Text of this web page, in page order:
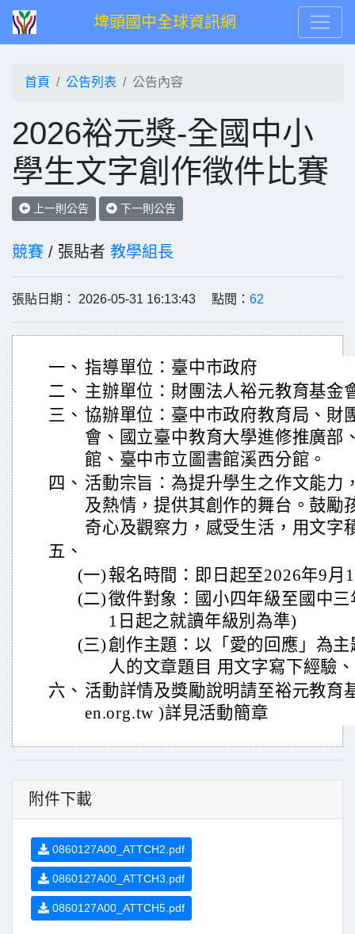
埤頭國中全球資訊網
首頁 公告列表 公告內容
2026裕元獎-全國中小
學生文字創作徵件比賽
上一則公告 下一則公告
競賽 / 張貼者 教學組長
張貼日期： 2026-05-31 16:13:43 點閱： 62
一、 指導單位：臺中市政府
二、 主辦單位：財團法人裕元教育基金
三、 協辦單位：臺中市政府教育局、財
會、國立臺中教育大學進修推廣部
館、臺中市立圖書館溪西分館。
四、 活動宗旨：為提升學生之作文能力
及熱情，提供其創作的舞台。鼓勵
奇心及觀察力，感受生活，用文字
五、
(一) 報名時間：即日起至2026年9月
(二)徵件對象：國小四年級至國中
1日起之就讀年級別為準)
(三) 創作主題：以「愛的回應」為
人的文章題目 用文字寫下經驗
六、 活動詳情及獎勵說明請至裕元教育
en.org.tw )詳見活動簡章
附件下載
0860127A00_ATTCH2.pdf
0860127A00_ATTCH3.pdf
0860127A00_ATTCH5.pdf